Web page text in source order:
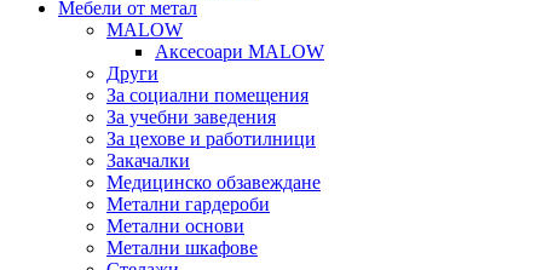
Мебели от метал
MALOW
Аксесоари MALOW
Други
За социални помещения
За учебни заведения
За цехове и работилници
Закачалки
Медицинско обзавеждане
Метални гардероби
Метални основи
Метални шкафове